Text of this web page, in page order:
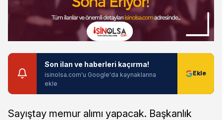
Son ilan ve haberleri kaçırma!
isinolsa.com'u Google'da kaynaklarına
ekle
Sayıştay memur alımı yapacak. Başkanlık